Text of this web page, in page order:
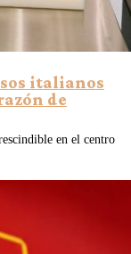
italianos
de
en el centro